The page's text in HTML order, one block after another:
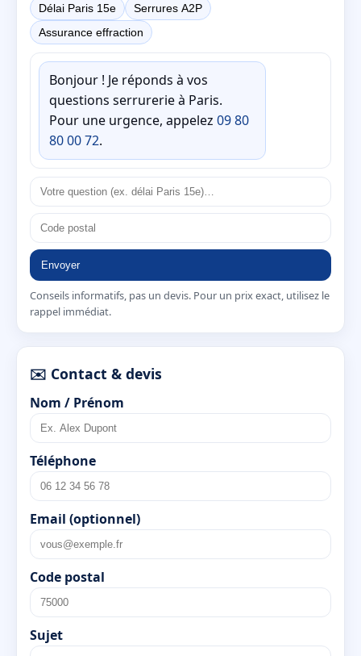
Délai Paris 15e
Serrures A2P
Assurance effraction
Bonjour ! Je réponds à vos
questions serrurerie à Paris.
Pour une urgence, appelez 09 80
80 00 72.
Envoyer
Conseils informatifs, pas un devis. Pour un prix exact, utilisez le
rappel immédiat.
✉️ Contact & devis
Nom / Prénom
Téléphone
Email (optionnel)
Code postal
Sujet